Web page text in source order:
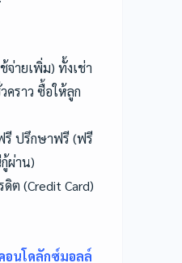
จ่ายเพิ่ม) ทั้งเช่า
คราว ซื้อให้ลูก
รี ปรึกษาฟรี (ฟรี
ผ่าน)
ต (Credit Card)
นโดลักซ์มอลล์